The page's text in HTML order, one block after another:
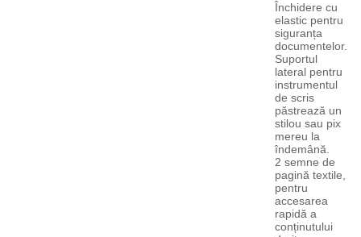
Închidere cu
elastic pentru
siguranța
documentelor.
Suportul
lateral pentru
instrumentul
de scris
păstrează un
stilou sau pix
mereu la
îndemână.
2 semne de
pagină textile,
pentru
accesarea
rapidă a
conținutului